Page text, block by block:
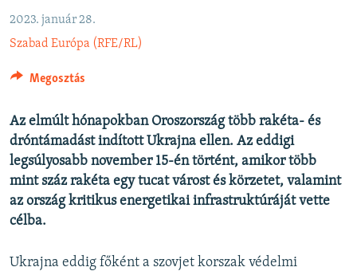
EURÓPAI UNIÓ
VILÁG
KLÍMAVÁLTOZÁS
KÖVESSEN MINKET!
Valamennyi RFE/RL weboldal
2023. január 28.
Szabad Európa (RFE/RL)
Megosztás
Az elmúlt hónapokban Oroszország több rakéta- és
dróntámadást indított Ukrajna ellen. Az eddigi
legsúlyosabb november 15-én történt, amikor több
mint száz rakéta egy tucat várost és körzetet, valamint
az ország kritikus energetikai infrastruktúráját vette
célba.
Ukrajna eddig főként a szovjet korszak védelmi